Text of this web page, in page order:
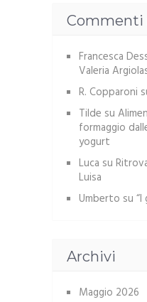
Commenti
Francesca
Valeria
R. Copparoni
Tilde su
formaggio
yogurt
Luca su
Luisa
Umberto su
Archivi
Maggio 2026